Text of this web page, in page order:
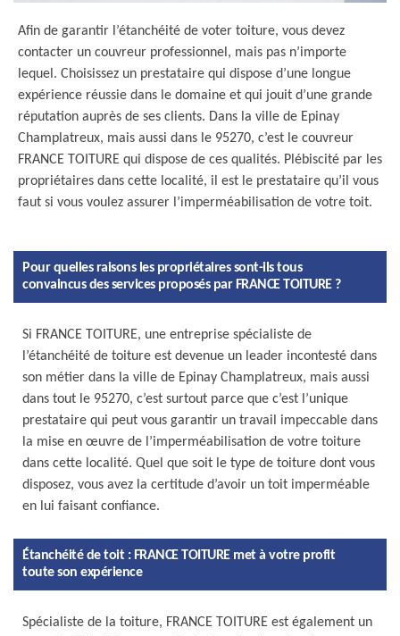
Afin de garantir l’étanchéité de voter toiture, vous devez
contacter un couvreur professionnel, mais pas n’importe
lequel. Choisissez un prestataire qui dispose d’une longue
expérience réussie dans le domaine et qui jouit d’une grande
réputation auprès de ses clients. Dans la ville de Epinay
Champlatreux, mais aussi dans le 95270, c’est le couvreur
FRANCE TOITURE qui dispose de ces qualités. Plébiscité par les
propriétaires dans cette localité, il est le prestataire qu’il vous
faut si vous voulez assurer l’imperméabilisation de votre toit.
Pour quelles raisons les propriétaires sont-ils tous
convaincus des services proposés par FRANCE TOITURE ?
Si FRANCE TOITURE, une entreprise spécialiste de
l’étanchéité de toiture est devenue un leader incontesté dans
son métier dans la ville de Epinay Champlatreux, mais aussi
dans tout le 95270, c’est surtout parce que c’est l’unique
prestataire qui peut vous garantir un travail impeccable dans
la mise en œuvre de l’imperméabilisation de votre toiture
dans cette localité. Quel que soit le type de toiture dont vous
disposez, vous avez la certitude d’avoir un toit imperméable
en lui faisant confiance.
Étanchéité de toit : FRANCE TOITURE met à votre profit
toute son expérience
Spécialiste de la toiture, FRANCE TOITURE est également un